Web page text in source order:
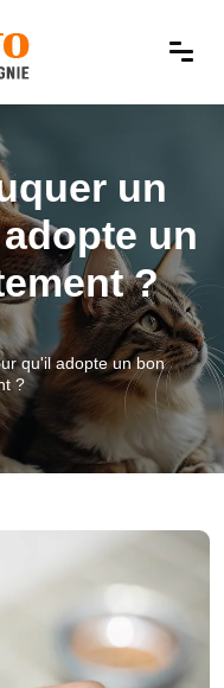
un
un
?
qu'il adopte un bon
?